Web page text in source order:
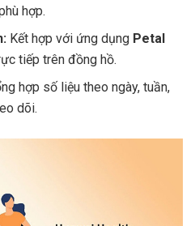
hợp.
Kết hợp với ứng dụng Petal
tiếp trên đồng hồ.
hợp số liệu theo ngày, tuần,
dõi.